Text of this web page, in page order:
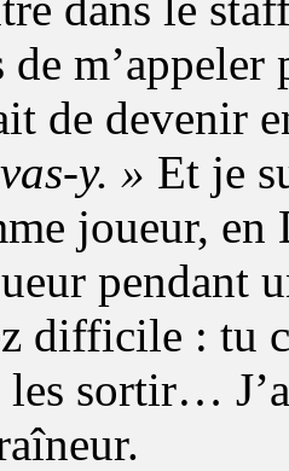
de
de devenir
y. » Et je
joueur,
pendant
difficile : tu
les sortir…